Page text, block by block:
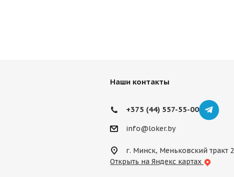
Наши контакты
+375 (44) 557-55-00
info@loker.by
г. Минск, Меньковский тракт 2
Открыть на Яндекс картах